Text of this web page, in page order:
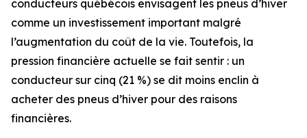
conducteurs québécois envisagent les pneus d’hiver
comme un investissement important malgré
l’augmentation du coût de la vie. Toutefois, la
pression financière actuelle se fait sentir : un
conducteur sur cinq (21 %) se dit moins enclin à
acheter des pneus d’hiver pour des raisons
financières.